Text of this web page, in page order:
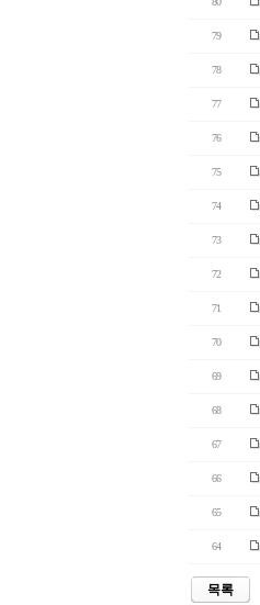
79
78
77
76
75
74
73
72
71
70
69
68
67
66
65
64
목록